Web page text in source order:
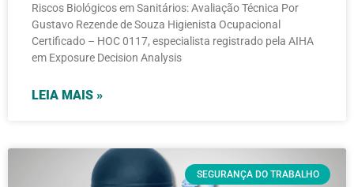
Riscos Biológicos em Sanitários: Avaliação Técnica Por
Gustavo Rezende de Souza Higienista Ocupacional
Certificado – HOC 0117, especialista registrado pela AIHA
em Exposure Decision Analysis
LEIA MAIS »
SEGURANÇA DO TRABALHO